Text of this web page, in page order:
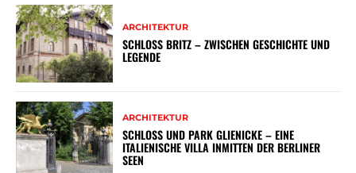
ARCHITEKTUR
SCHLOSS BRITZ – ZWISCHEN GESCHICHTE UND
LEGENDE
ARCHITEKTUR
SCHLOSS UND PARK GLIENICKE – EINE
ITALIENISCHE VILLA INMITTEN DER BERLINER
SEEN